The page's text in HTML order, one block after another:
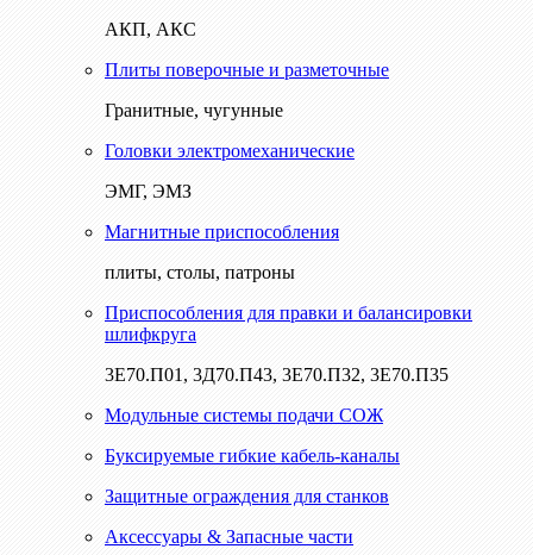
АКП, АКС
Плиты поверочные и разметочные
Гранитные, чугунные
Головки электромеханические
ЭМГ, ЭМЗ
Магнитные приспособления
плиты, столы, патроны
Приспособления для правки и балансировки
шлифкруга
3Е70.П01, 3Д70.П43, 3Е70.П32, 3Е70.П35
Модульные системы подачи СОЖ
Буксируемые гибкие кабель-каналы
Защитные ограждения для станков
Аксессуары & Запасные части